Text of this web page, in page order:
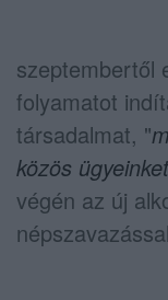
szeptembertől
folyamatot
társadalmat, "
közös ügyeinket
végén az új